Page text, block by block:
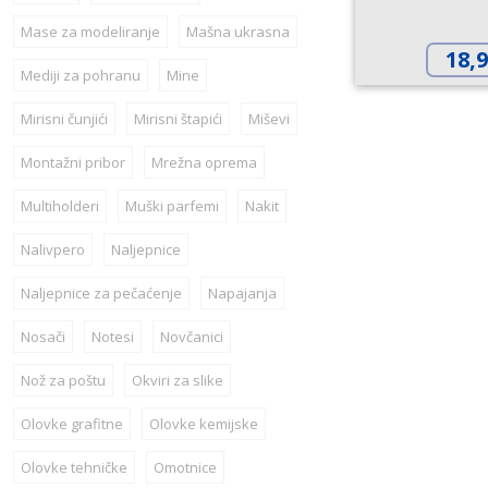
Mase za modeliranje Mašna ukrasna
Mediji za pohranu Mine
Mirisni čunjići Mirisni štapići Miševi
Montažni pribor Mrežna oprema
Multiholderi Muški parfemi Nakit
Nalivpero Naljepnice
Naljepnice za pečaćenje Napajanja
Nosači Notesi Novčanici
Nož za poštu Okviri za slike
Olovke grafitne Olovke kemijske
Olovke tehničke Omotnice